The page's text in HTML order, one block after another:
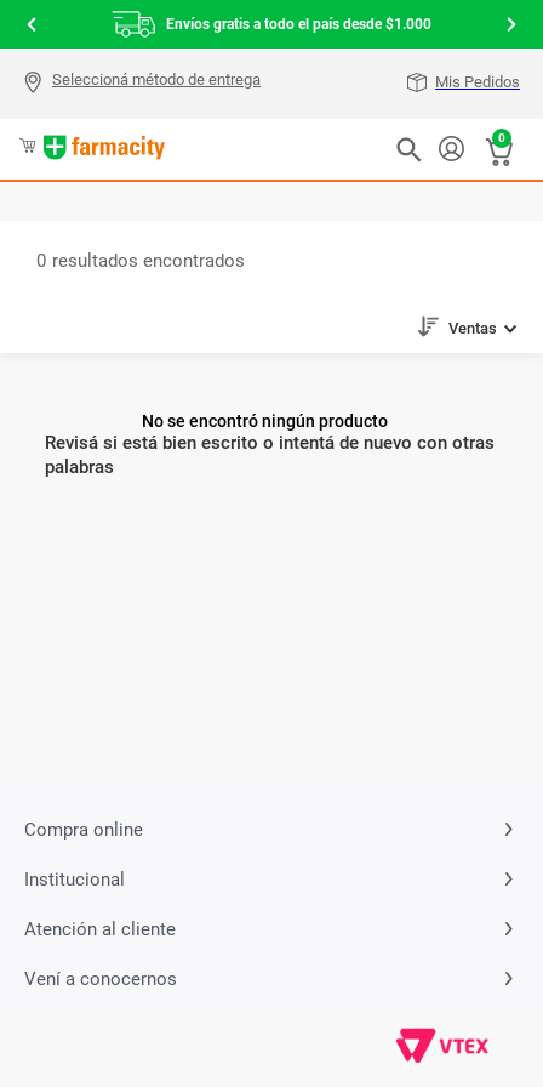
Envíos gratis a todo el país desde $1.000
Mis Pedidos
0
0
Ventas
No se encontró ningún producto
Revisá si está bien escrito o intentá de nuevo con otras
palabras
Compra online
Institucional
Atención al cliente
Vení a conocernos